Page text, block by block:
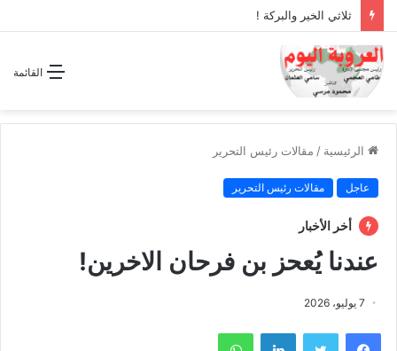
ثلاثي الخير والبركة !
القائمة
الرئيسية / مقالات رئيس التحرير
عاجل مقالات رئيس التحرير
أخر الأخبار
عندنا يُعحز بن فرحان الاخرين!
7 يوليو، 2026
فيسبوك تويتر لينكدإن واتساب